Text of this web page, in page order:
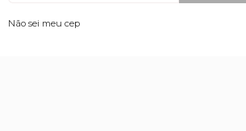
Não sei meu cep